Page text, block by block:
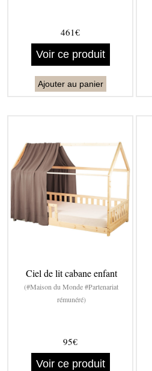
461€
Voir ce produit
Ajouter au panier
Ciel de lit cabane enfant
(#Maison du Monde #Partenariat
rémunéré)
95€
Voir ce produit